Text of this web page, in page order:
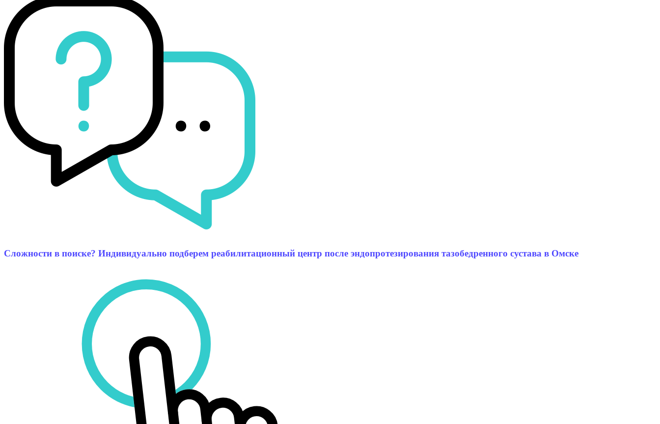
Сложности в поиске? Индивидуально подберем реабилитационный центр после эндопротезирования тазобедренного сустава в Омске